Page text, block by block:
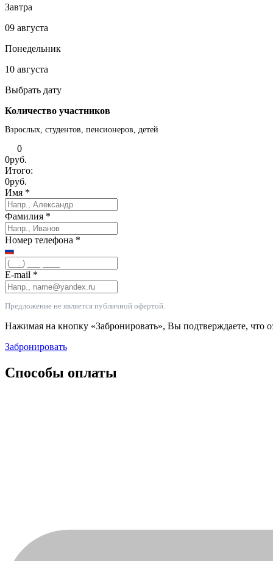
Завтра
09 августа
Понедельник
10 августа
Выбрать дату
Количество участников
Взрослых, студентов, пенсионеров, детей
0
0руб.
Итого:
0руб.
Имя *
Фамилия *
Номер телефона *
E-mail *
Предложение не является публичной офертой.
Нажимая на кнопку «Забронировать», Вы подтверждаете, что
Забронировать
Способы оплаты